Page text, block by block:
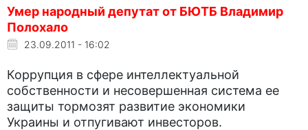
Умер народный депутат от БЮТБ Владимир
Полохало
23.09.2011 - 16:02
Коррупция в сфере интеллектуальной
собственности и несовершенная система ее
защиты тормозят развитие экономики
Украины и отпугивают инвесторов.